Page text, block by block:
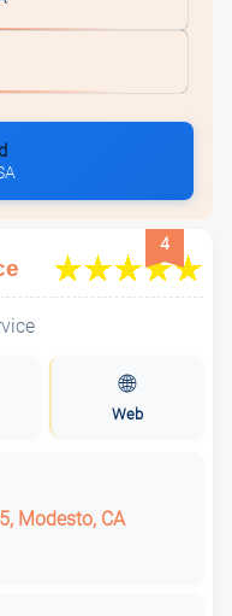
4
🌐
Web
Modesto, CA